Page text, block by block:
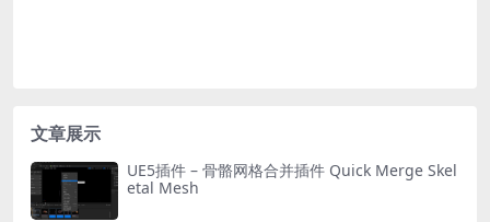
文章展示
UE5插件 – 骨骼网格合并插件 Quick Merge Skel
etal Mesh